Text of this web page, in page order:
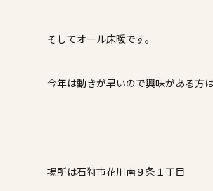
そしてオール床暖です。
今年は動きが早いので興味がある方
場所は石狩市花川南９条１丁目